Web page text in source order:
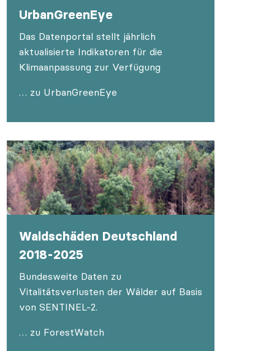
UrbanGreenEye
Das Datenportal stellt jährlich
aktualisierte Indikatoren für die
Klimaanpassung zur Verfügung
… zu UrbanGreenEye
Waldschäden Deutschland
2018-2025
Bundesweite Daten zu
Vitalitätsverlusten der Wälder auf Basis
von SENTINEL-2.
… zu ForestWatch